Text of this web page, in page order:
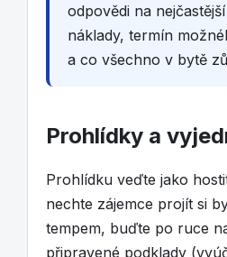
odpovědi na
náklady, termín
a co všechno v bytě
Prohlídky a
Prohlídku veďte jako
nechte zájemce projít si
tempem, buďte po ruce
připravené podklady